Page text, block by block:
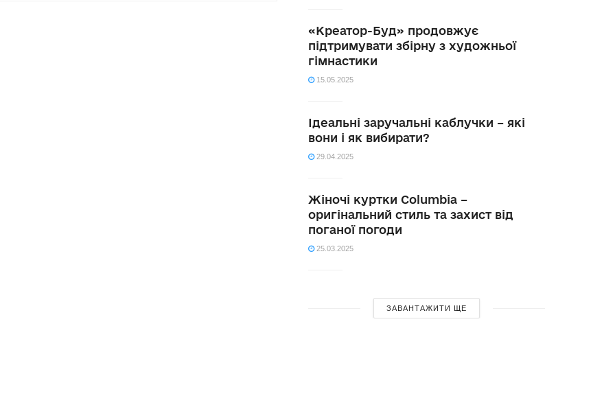
«Креатор-Буд» продовжує
підтримувати збірну з художньої
гімнастики
15.05.2025
Ідеальні заручальні каблучки – які
вони і як вибирати?
29.04.2025
Жіночі куртки Columbia –
оригінальний стиль та захист від
поганої погоди
25.03.2025
ЗАВАНТАЖИТИ ЩЕ